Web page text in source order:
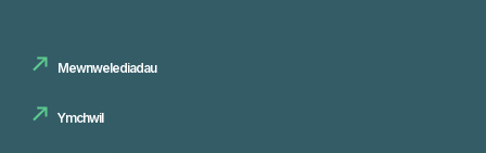
Mewnwelediadau
Ymchwil